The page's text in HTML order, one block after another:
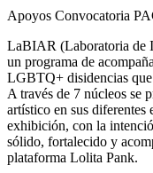
Apoyos Convocatoria
LaBIAR (Laboratoria de
un programa de
LGBTQ+ disidencias
A través de 7 núcleos se
artístico en sus diferentes
exhibición, con la
sólido, fortalecido y
plataforma Lolita Pank.